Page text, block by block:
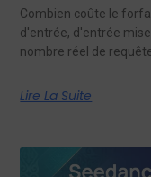
Combien coûte le
d'entrée, d'entrée
nombre réel de
Lire La Suite